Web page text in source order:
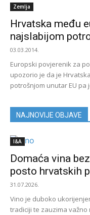
Zemlja
Hrvatska među
najslabijom
03.03.2014.
Europski povjerenik za
upozorio je da je
potrošnjom unutar EU pa
NAJNOVIJE OBJAVE
I&A
Domaća vina
posto hrvatskih
31.07.2026.
Vino je duboko
tradiciji te zauzima